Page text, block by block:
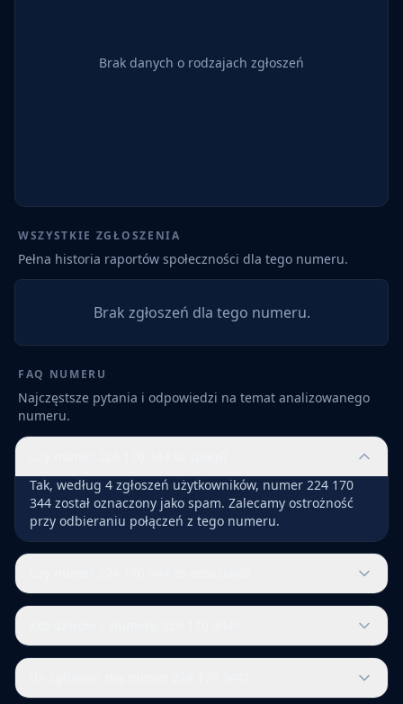
Brak danych o rodzajach zgłoszeń
WSZYSTKIE ZGŁOSZENIA
Pełna historia raportów społeczności dla tego numeru.
Brak zgłoszeń dla tego numeru.
FAQ NUMERU
Najczęstsze pytania i odpowiedzi na temat analizowanego
numeru.
Tak, według 4 zgłoszeń użytkowników, numer 224 170
344 został oznaczony jako spam. Zalecamy ostrożność
przy odbieraniu połączeń z tego numeru.